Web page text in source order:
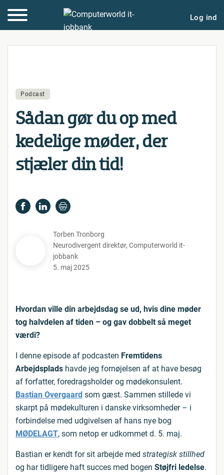
Log ind
Podcast
Sådan gør du op med
kedelige møder, der
stjæler din tid!
Torben Tronborg
Neurodivergent direktør, Computerworld it-
jobbank
5. maj 2025
Hvordan ville din arbejdsdag se ud, hvis dine møder
tog halvdelen af tiden – og gav dobbelt så meget
værdi?
I denne episode af podcasten Fremtidens
Arbejdsplads havde jeg fornøjelsen af at have besøg
af forfatter, foredragsholder og mødekonsulent.
Bastian Overgaard som gæst. Sammen stillede vi
skarpt på mødekulturen i danske virksomheder – i
forbindelse med udgivelsen af hans nye bog
MØDELAGT, som netop er udkommet d. 5. maj.
Bastian er kendt for sit arbejde med strategisk stillhed
og har tidligere haft succes med bogen Støjfri ledelse.